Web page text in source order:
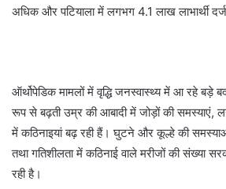
अधिक और पटियाला में लगभग 4.1 लाख लाभार्थी
ऑर्थोपेडिक मामलों में वृद्धि जनस्वास्थ्य में आ रहे बड़े
रूप से बढ़ती उम्र की आबादी में जोड़ों की समस्याएं,
में कठिनाइयां बढ़ रही हैं। घुटने और कूल्हे की
तथा गतिशीलता में कठिनाई वाले मरीजों की संख्या
रही है।